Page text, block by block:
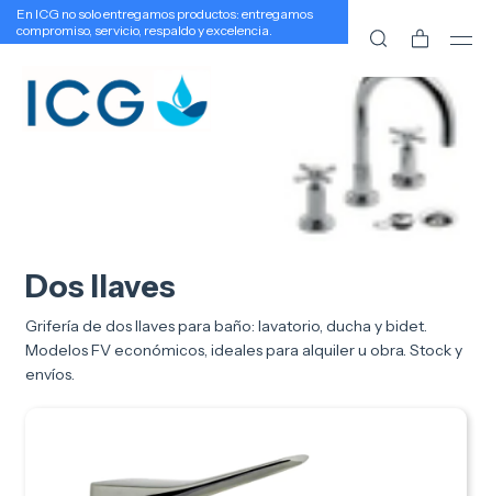
En ICG no solo entregamos productos: entregamos
compromiso, servicio, respaldo y excelencia.
Dos llaves
Grifería de dos llaves para baño: lavatorio, ducha y bidet.
Modelos FV económicos, ideales para alquiler u obra. Stock y
envíos.